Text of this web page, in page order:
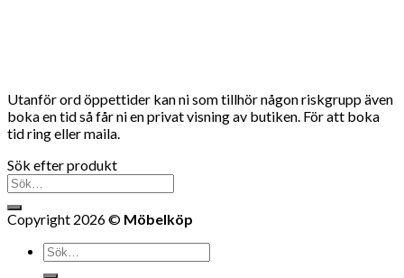
Utanför ord öppettider kan ni som tillhör någon riskgrupp även
boka en tid så får ni en privat visning av butiken. För att boka
tid ring eller maila.
Sök efter produkt
Sök
efter:
Copyright 2026 © Möbelköp
Sök
efter: